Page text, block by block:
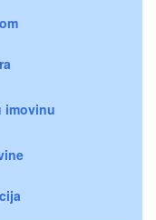
imovinu